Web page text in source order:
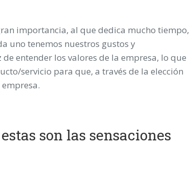
importancia, al que dedica mucho tiempo,
uno tenemos nuestros gustos y
entender los valores de la empresa, lo que
servicio para que, a través de la elección
son las sensaciones